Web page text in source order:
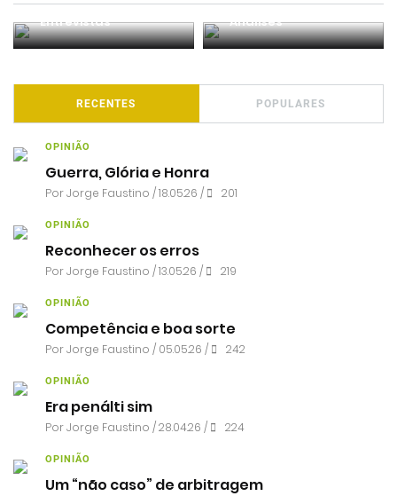
Entrevistas Análises
RECENTES POPULARES
OPINIÃO
Guerra, Glória e Honra
PorJorge Faustino / 18.05.26 / 201
OPINIÃO
Reconhecer os erros
PorJorge Faustino / 13.05.26 / 219
OPINIÃO
Competência e boa sorte
PorJorge Faustino / 05.05.26 / 242
OPINIÃO
Era penálti sim
PorJorge Faustino / 28.04.26 / 224
OPINIÃO
Um “não caso” de arbitragem